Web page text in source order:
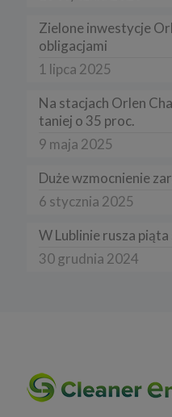
Zielone inwestycje
obligacjami
1 lipca 2025
Na stacjach Orlen
taniej o 35 proc.
9 maja 2025
Duże wzmocnienie
6 stycznia 2025
W Lublinie rusza piąta
30 grudnia 2024